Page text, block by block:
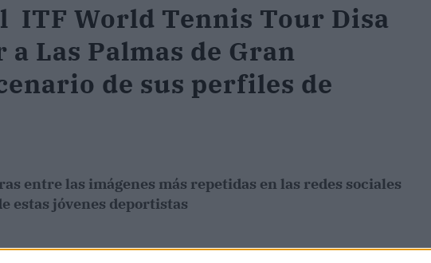
ITF World Tennis Tour Disa
Las Palmas de Gran
de sus perfiles de
entre las imágenes más repetidas en las redes sociales
estas jóvenes deportistas